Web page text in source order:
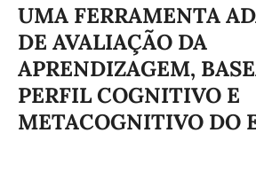
UMA FERRAMENTA
DE AVALIAÇÃO DA
APRENDIZAGEM,
PERFIL COGNITIVO E
METACOGNITIVO DO